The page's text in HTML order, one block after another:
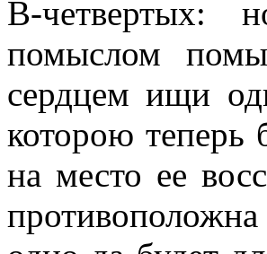
В-четвертых:
помыслом
сердцем ищи
которою теперь
на место ее